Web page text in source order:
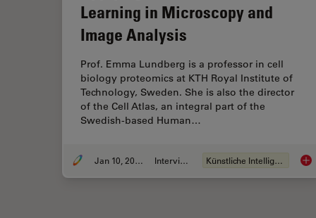
Learning in Microscopy and
Image Analysis
Prof. Emma Lundberg is a professor in cell
biology proteomics at KTH Royal Institute of
Technology, Sweden. She is also the director
of the Cell Atlas, an integral part of the
Swedish-based Human…
Jan 10, 2022 Interview Künstliche Intelligenz